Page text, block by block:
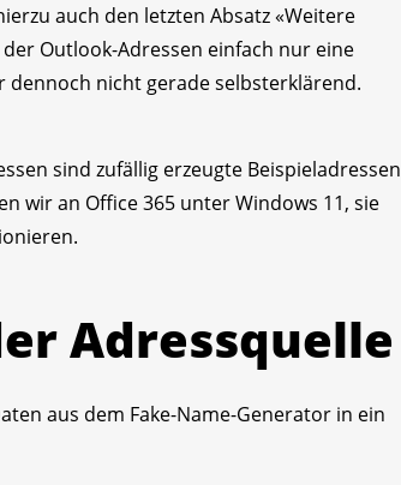
auch den letzten Absatz «Weitere
Outlook-Adressen einfach nur eine
dennoch nicht gerade selbsterklärend.
sind zufällig erzeugte Beispieladressen
wir an Office 365 unter Windows 11, sie
Adressquelle
aus dem Fake-Name-Generator in ein